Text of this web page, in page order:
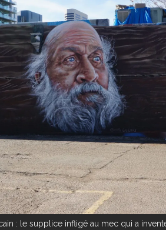
: le supplice infligé au mec qui a